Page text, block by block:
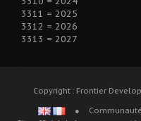
3311 = 2025
3312 = 2026
3313 = 2027
Copyright : Frontier